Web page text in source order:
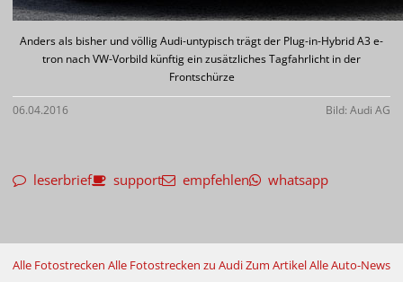
Anders als bisher und völlig Audi-untypisch trägt der Plug-in-Hybrid A3 e-
tron nach VW-Vorbild künftig ein zusätzliches Tagfahrlicht in der
Frontschürze
06.04.2016 Bild: Audi AG
leserbrief support empfehlen whatsapp
Alle Fotostrecken Alle Fotostrecken zu AudiZum ArtikelAlle Auto-News